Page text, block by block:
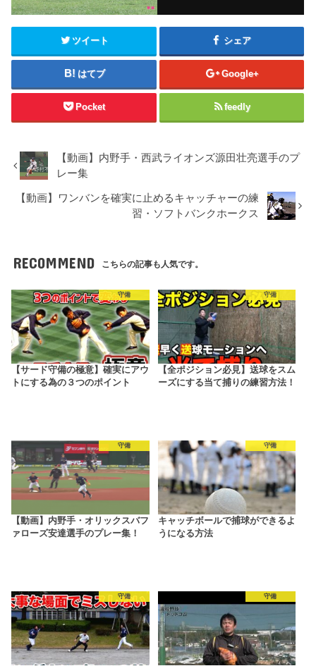
ツイート シェア
はてブ Google+
Pocket feedly
【動画】内野手・西武ライオンズ源田壮亮選手のプ
レー集
【動画】ワンバンを確実に止めるキャッチャーの練
習・ソフトバンクホークス
RECOMMEND こちらの記事も人気です。
守備
【サード守備の極意】確実にアウ
トにする為の３つのポイント
守備
【全ポジション必見】送球をスム
ーズにする当て捕りの練習方法！
守備
【動画】内野手・オリックスバフ
ァローズ安達選手のプレー集！
守備
キャッチボールで捕球ができるよ
うになる方法
守備 守備